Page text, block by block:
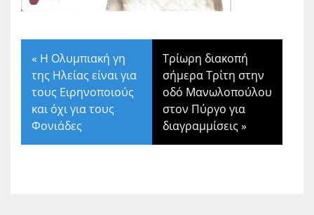
« Η Ολυμπιακή γη
της Ηλείας είναι για
τους Ειρηνοποιούς
και όχι για τους
Φονιάδες
Τρίωρη διακοπή
σήμερα Τρίτη στην
οδό Μανωλοπούλου
στον Πύργο για
διαγραμμίσεις»